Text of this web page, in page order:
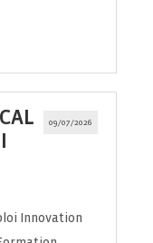
09/07/2026
Innovation